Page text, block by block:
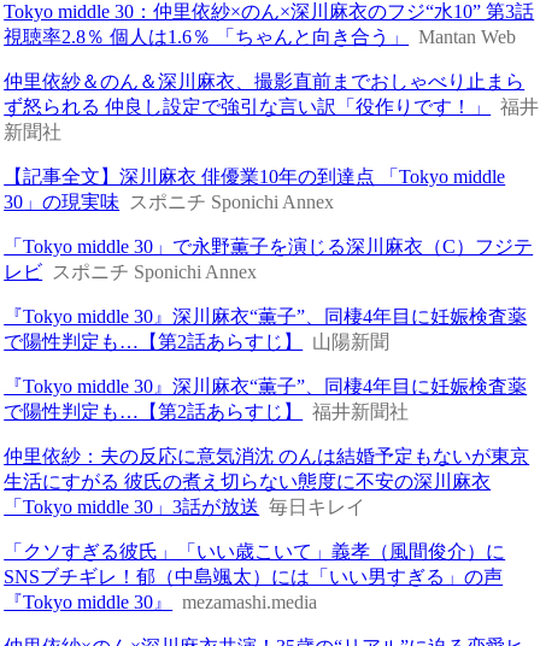
Tokyo middle 30：仲里依紗×のん×深川麻衣のフジ“水10” 第3話
視聴率2.8％ 個人は1.6％ 「ちゃんと向き合う」
Mantan Web
仲里依紗＆のん＆深川麻衣、撮影直前までおしゃべり止まら
ず怒られる 仲良し設定で強引な言い訳「役作りです！」
福井
新聞社
【記事全文】深川麻衣 俳優業10年の到達点 「Tokyo middle
30」の現実味 スポニチ Sponichi Annex
「Tokyo middle 30」で永野薫子を演じる深川麻衣（C）フジテ
レビ スポニチ Sponichi Annex
『Tokyo middle 30』深川麻衣“薫子”、同棲4年目に妊娠検査薬
で陽性判定も…【第2話あらすじ】
山陽新聞
『Tokyo middle 30』深川麻衣“薫子”、同棲4年目に妊娠検査薬
で陽性判定も…【第2話あらすじ】
福井新聞社
仲里依紗：夫の反応に意気消沈 のんは結婚予定もないが東京
生活にすがる 彼氏の煮え切らない態度に不安の深川麻衣
「Tokyo middle 30」3話が放送 毎日キレイ
「クソすぎる彼氏」「いい歳こいて」義孝（風間俊介）に
SNSブチギレ！郁（中島颯太）には「いい男すぎる」の声
『Tokyo middle 30』
mezamashi.media